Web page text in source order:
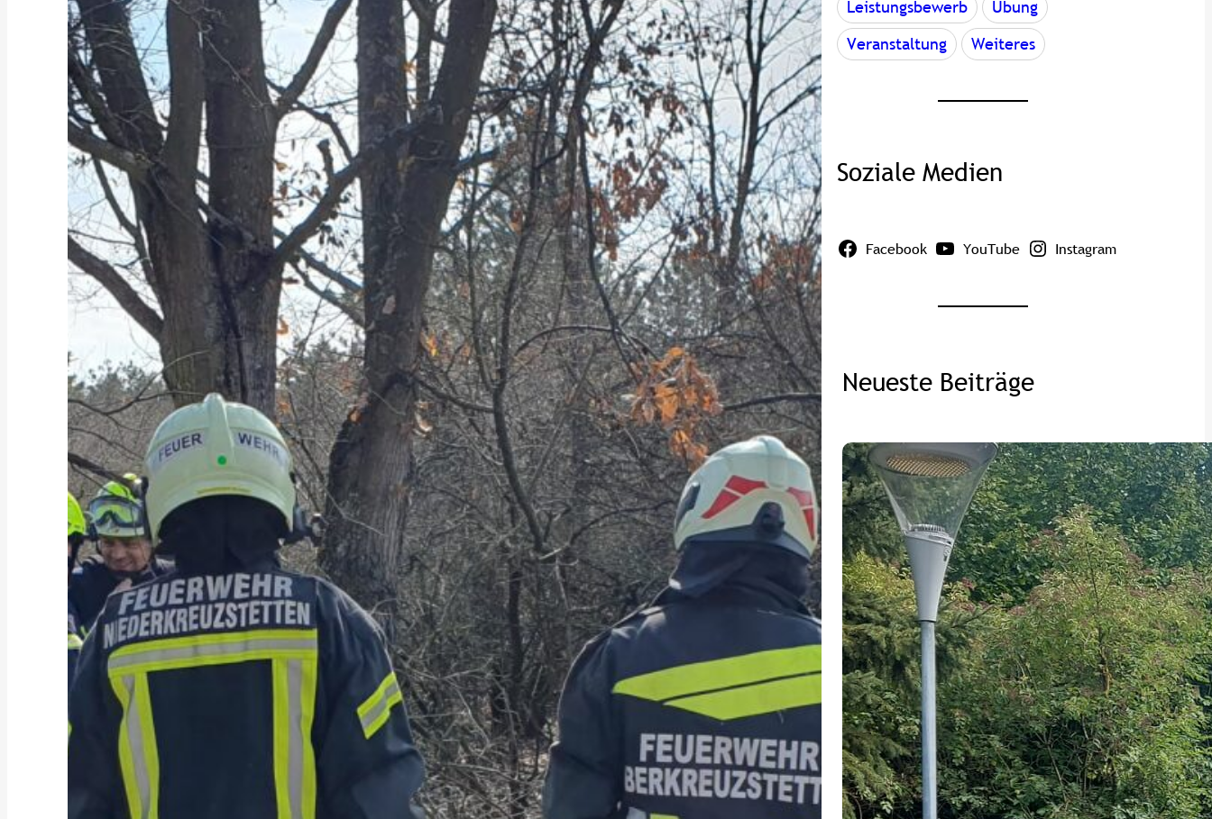
Leistungsbewerb
Übung
Veranstaltung
Weiteres
Soziale Medien
Facebook YouTube Instagram
Neueste Beiträge